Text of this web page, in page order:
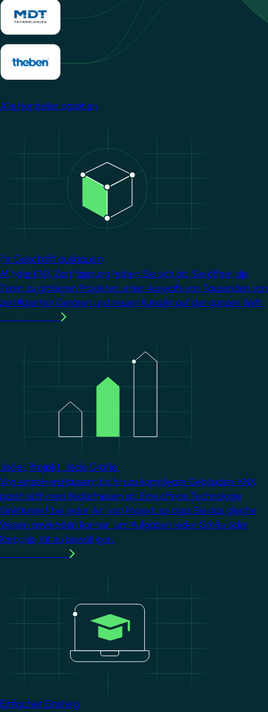
Alle Hersteller ansehen
Ihr Geschäft ausbauen
Mit der KNX Zertifizierung heben Sie sich ab. Sie öffnet die
Türen zu größeren Projekten, einer Auswahl von Tausenden von
zertifizierten Geräten und neuen Kunden auf der ganzen Welt.
Jedes Projekt. Jede Größe.
Von einzelnen Häusern bis hin zu komplexen Gebäuden, KNX
passt sich Ihren Bedürfnissen an. Eine offene Technologie
funktioniert bei jeder Art von Projekt, so dass Sie das gleiche
Wissen anwenden können, um Aufgaben jeder Größe oder
Komplexität zu bewältigen.
Einfacher Einstieg